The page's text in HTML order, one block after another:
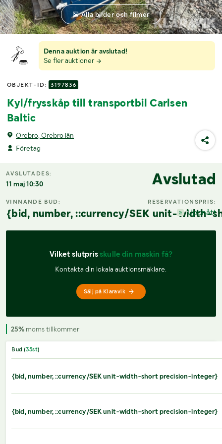
Denna auktion är avslutad!
Se fler auktioner
OBJEKT-ID: 3197836
Kyl/frysskåp till transportbil Carlsen
Baltic
Örebro, Örebro län
Företag
Alla bilder och filmer
AVSLUTADES:
11 maj 10:30 Avslutad
VINNANDE BUD:
{bid, number, ::currency/SEK unit-width-
RESERVATIONSPRIS:
Uppnått
Vilket slutpris skulle din maskin få?
Kontakta din lokala auktionsmäklare.
Sälj på Klaravik
25% moms tillkommer
Bud (35st)
{bid, number, ::currency/SEK unit-width-short precision-integer}
{bid, number, ::currency/SEK unit-width-short precision-integer}